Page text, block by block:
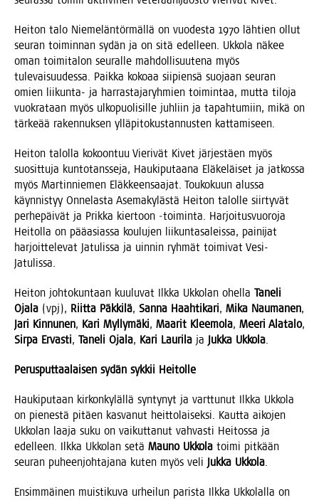
Hei­ton talo Nie­me­län­tör­mäl­lä on vuo­des­ta 1970 läh­tien ollut
seu­ran toi­min­nan sydän ja on sitä edel­leen. Ukko­la näkee
oman toi­mi­ta­lon seu­ral­le mah­dol­li­suu­te­na myös
tule­vai­suu­des­sa. Paik­ka koko­aa sii­pien­sä suo­jaan seu­ran
omien lii­kun­ta- ja har­ras­ta­ja­ryh­mien toi­min­taa, mut­ta tilo­ja
vuo­kra­taan myös ulko­puo­li­sil­le juh­liin ja tapah­tu­miin, mikä on
tär­ke­ää raken­nuk­sen yllä­pi­to­kus­tan­nus­ten kattamiseen.
Hei­ton talol­la kokoon­tuu Vie­ri­vät Kivet jär­jes­täen myös
suo­sit­tu­ja kun­to­tans­se­ja, Hau­ki­pu­taa­na Elä­ke­läi­set ja jat­kos­sa
myös Mar­tin­nie­men Eläk­keen­saa­jat. Tou­ko­kuun alus­sa
käyn­nis­tyy Onne­las­ta Ase­ma­ky­läs­tä Hei­ton talol­le siir­ty­vät
per­he­päi­vät ja Prik­ka kier­toon ‑toi­min­ta. Har­joi­tus­vuo­ro­ja
Hei­tol­la on pää­asias­sa kou­lu­jen lii­kun­ta­sa­leis­sa, pai­ni­jat
har­joit­te­le­vat Jatu­lis­sa ja uin­nin ryh­mät toi­mi­vat Vesi-
Jatulissa.
Hei­ton joh­to­kun­taan kuu­lu­vat Ilk­ka Ukko­lan ohel­la Tane­li
Oja­la (vpj), Riit­ta Päk­ki­lä, San­na Haah­ti­ka­ri, Mika Nau­ma­nen,
Jari Kin­nu­nen, Kari Myl­ly­mä­ki, Maa­rit Klee­mo­la, Mee­ri Ala­ta­lo,
Sir­pa Ervas­ti, Tane­li Oja­la, Kari Lau­ri­la ja Juk­ka Ukko­la.
Perus­put­taa­lai­sen sydän syk­kii Heitolle
Hau­ki­pu­taan kir­kon­ky­läl­lä syn­ty­nyt ja vart­tu­nut Ilk­ka Ukko­la
on pie­nes­tä pitäen kas­va­nut heit­to­lai­sek­si. Kaut­ta aiko­jen
Ukko­lan laa­ja suku on vai­kut­ta­nut vah­vas­ti Hei­tos­sa ja
edel­leen. Ilk­ka Ukko­lan setä Mau­no Ukko­la toi­mi pit­kään
seu­ran puheen­joh­ta­ja­na kuten myös veli Juk­ka Ukko­la.
Ensim­mäi­nen muis­ti­ku­va urhei­lun paris­ta Ilk­ka Ukko­lal­la on